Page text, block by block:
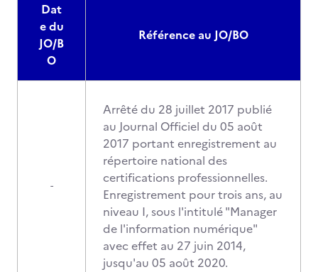
Dat
e du
JO/B
O
Référence au JO/BO
-
Arrêté du 28 juillet 2017 publié
au Journal Officiel du 05 août
2017 portant enregistrement au
répertoire national des
certifications professionnelles.
Enregistrement pour trois ans, au
niveau I, sous l'intitulé "Manager
de l'information numérique"
avec effet au 27 juin 2014,
jusqu'au 05 août 2020.